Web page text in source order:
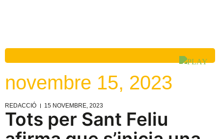
novembre 15, 2023
REDACCIÓ 15 NOVEMBRE, 2023
Tots per Sant Feliu